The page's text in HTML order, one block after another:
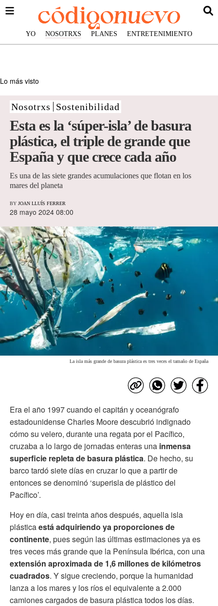
YO NOSOTRXS PLANES ENTRETENIMIENTO
Lo más visto
Nosotrxs Sostenibilidad
Esta es la ‘súper-isla’ de basura
plástica, el triple de grande que
España y que crece cada año
Es una de las siete grandes acumulaciones que flotan en los
mares del planeta
BY JOAN LLUÍS FERRER
28 mayo 2024 08:00
La isla más grande de basura plástica es tres veces el tamaño de España
Era el año 1997 cuando el capitán y oceanógrafo
estadounidense Charles Moore descubrió indignado
cómo su velero, durante una regata por el Pacífico,
cruzaba a lo largo de jornadas enteras una inmensa
superficie repleta de basura plástica. De hecho, su
barco tardó siete días en cruzar lo que a partir de
entonces se denominó ‘superisla de plástico del
Pacífico’.
Hoy en día, casi treinta años después, aquella isla
plásticaestá adquiriendo ya proporciones de
continente, pues según las últimas estimaciones ya es
tres veces más grande que la Península Ibérica, con una
extensión aproximada de 1,6 millones de kilómetros
cuadrados. Y sigue creciendo, porque la humanidad
lanza a los mares y los ríos el equivalente a 2.000
camiones cargados de basura plástica todos los días.